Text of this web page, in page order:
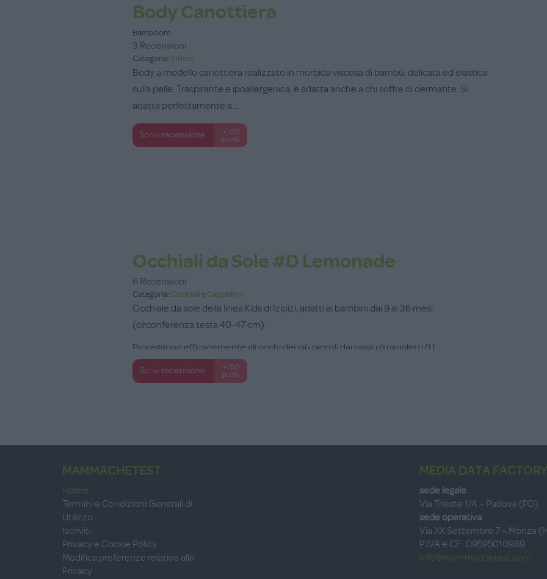
Body Canottiera
Bamboom
3 Recensioni
Categoria: Intimo
Body a modello canottiera realizzato in morbida viscosa di bambù, delicata ed elastica
sulla pelle. Traspirante e ipoallergenica, è adatta anche a chi soffre di dermatite. Si
adatta perfettamente a...
Scrivi recensione
+100
punti
Occhiali da Sole #D Lemonade
6 Recensioni
Categoria: Occhiali e Cappellini
Occhiale da sole della linea Kids di Izipizi, adatti ai bambini dai 9 ai 36 mesi
(circonferenza testa 40-47 cm).
Proteggono efficacemente gli occhi dei più piccoli dai raggi ultravioletti (U...
Scrivi recensione
+100
punti
MAMMACHETEST
Home
Termini e Condizioni Generali di
Utilizzo
Iscriviti
Privacy e Cookie Policy
Modifica preferenze relative alla
Privacy
MEDIA DATA
sede legale
Via Trieste 1/A – Padova (PD)
sede operativa
Via XX Settembre 7 – Monza
P.IVA e CF: 09595010969
info@mammachetest.com